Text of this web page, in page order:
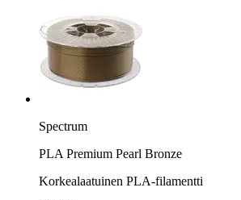
Spectrum
PLA Premium Pearl Bronze
Korkealaatuinen PLA-filamentti